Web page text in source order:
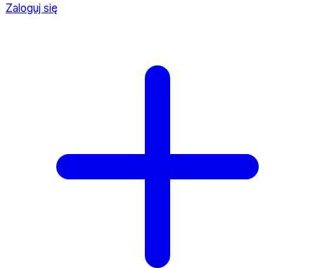
Zaloguj się